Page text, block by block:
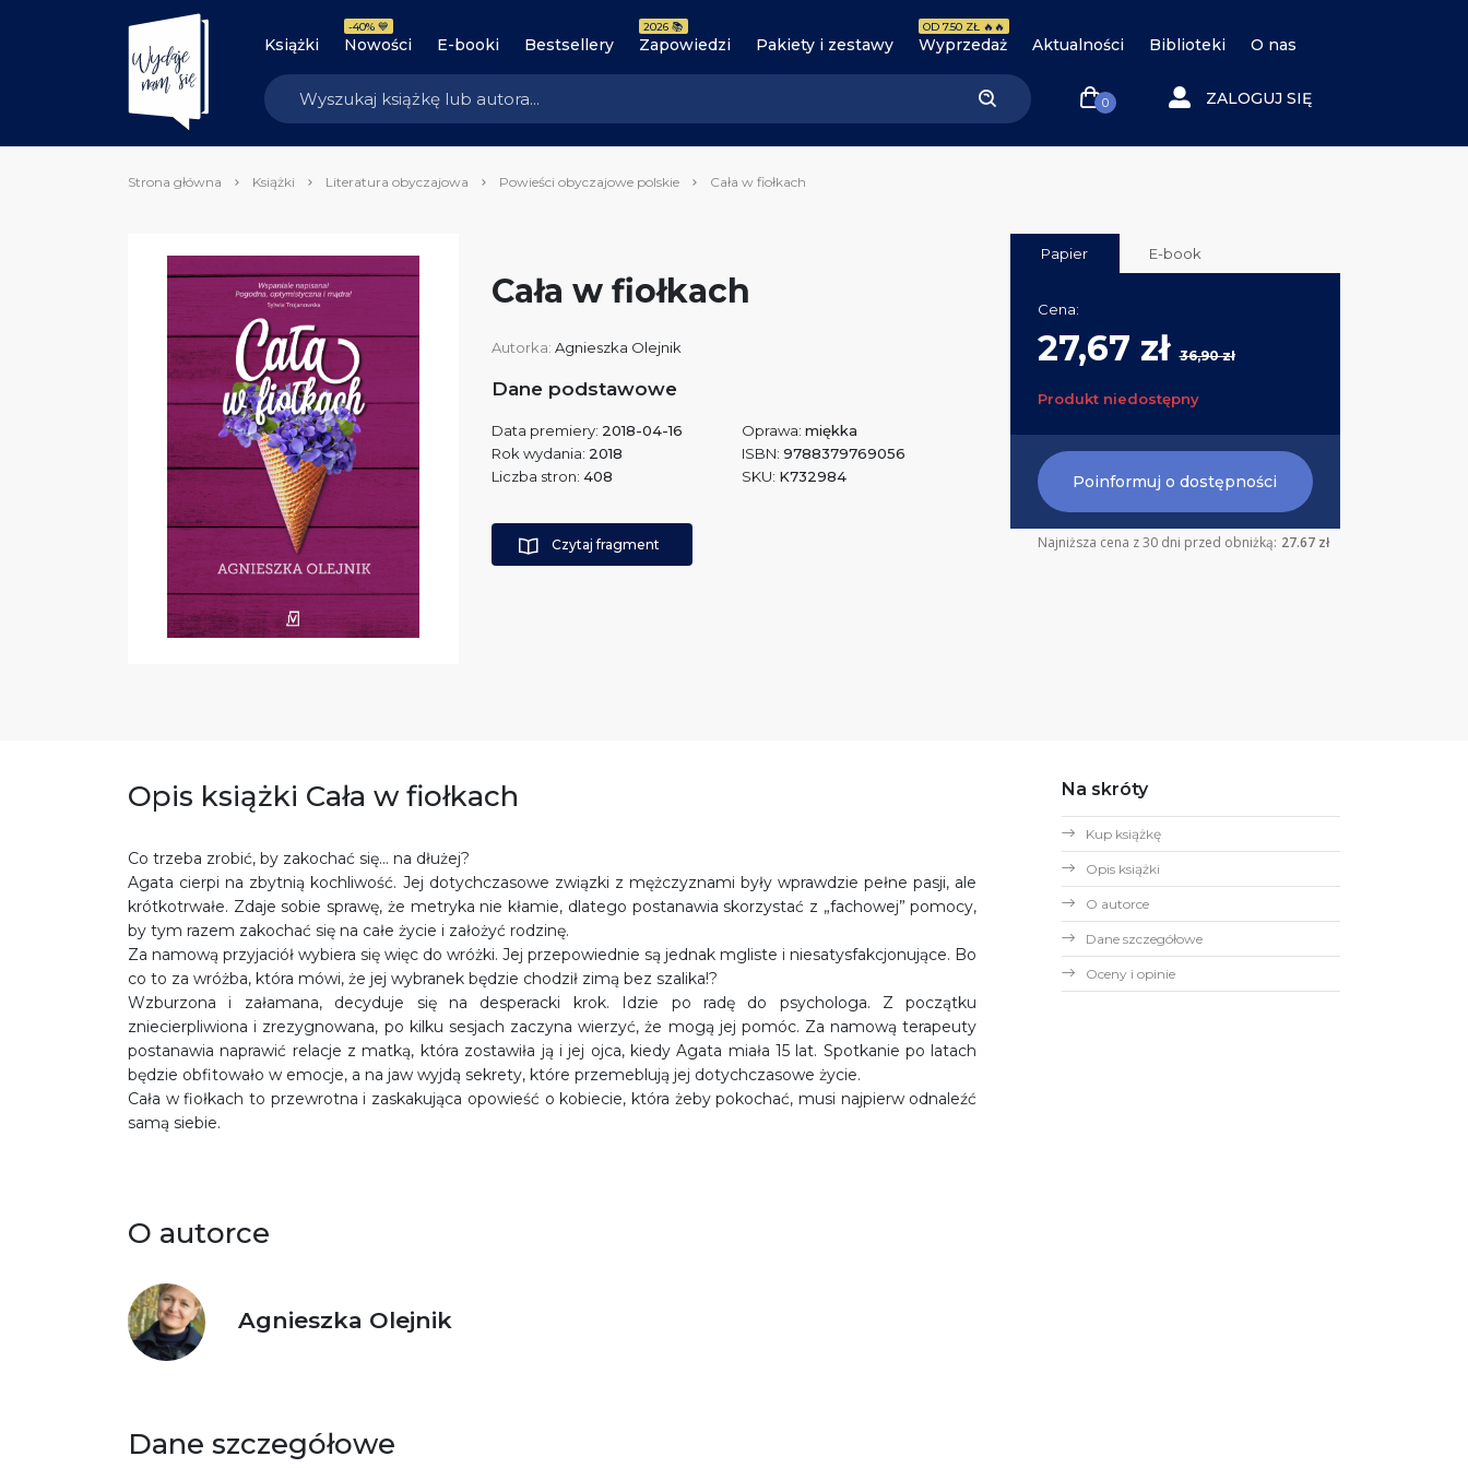
Książki Nowości
-40% 💙
E-booki Bestsellery Zapowiedzi
2026 📚
Pakiety i zestawy Wyprzedaż
OD 7.50 ZŁ 🔥🔥
Aktualności Biblioteki O nas
0 ZALOGUJ SIĘ
Strona główna Książki Literatura obyczajowa Powieści obyczajowe polskie Cała w fiołkach
Cała w fiołkach
Autorka: Agnieszka Olejnik
Dane podstawowe
Data premiery: 2018-04-16
Rok wydania: 2018
Liczba stron: 408
Oprawa: miękka
ISBN: 9788379769056
SKU: K732984
Czytaj fragment
Papier E-book
Cena:
27,67 zł36,90 zł
Produkt niedostępny
Poinformuj o dostępności
Najniższa cena z 30 dni przed obniżką: 27.67 zł
Opis książki Cała w fiołkach
Co trzeba zrobić, by zakochać się… na dłużej?
Agata cierpi na zbytnią kochliwość. Jej dotychczasowe związki z mężczyznami były wprawdzie pełne pasji, ale
krótkotrwałe. Zdaje sobie sprawę, że metryka nie kłamie, dlatego postanawia skorzystać z „fachowej” pomocy,
by tym razem zakochać się na całe życie i założyć rodzinę.
Za namową przyjaciół wybiera się więc do wróżki. Jej przepowiednie są jednak mgliste i niesatysfakcjonujące. Bo
co to za wróżba, która mówi, że jej wybranek będzie chodził zimą bez szalika!?
Wzburzona i załamana, decyduje się na desperacki krok. Idzie po radę do psychologa. Z początku
zniecierpliwiona i zrezygnowana, po kilku sesjach zaczyna wierzyć, że mogą jej pomóc. Za namową terapeuty
postanawia naprawić relacje z matką, która zostawiła ją i jej ojca, kiedy Agata miała 15 lat. Spotkanie po latach
będzie obfitowało w emocje, a na jaw wyjdą sekrety, które przemeblują jej dotychczasowe życie.
Cała w fiołkach to przewrotna i zaskakująca opowieść o kobiecie, która żeby pokochać, musi najpierw odnaleźć
samą siebie.
O autorce
Agnieszka Olejnik
Dane szczegółowe
Na skróty
Kup książkę
Opis książki
O autorce
Dane szczegółowe
Oceny i opinie